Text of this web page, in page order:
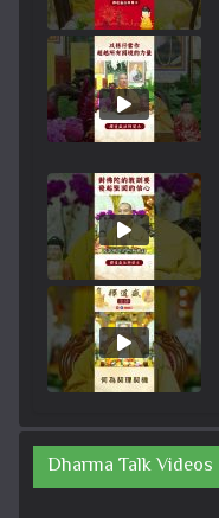
Dharma Talk Videos